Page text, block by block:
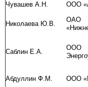
Чувашев А.Н. ООО
Николаева Ю.В.
ОАО
Саблин Е.А.
ООО
Абдуллин Ф.М. ООО